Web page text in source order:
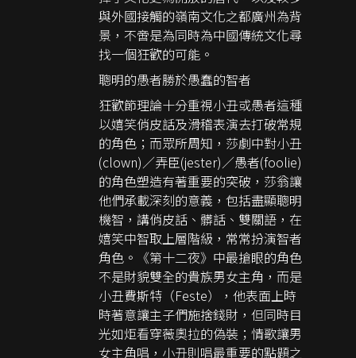
與外國接觸的嶺南文化之都廣州為背
景，不啻是為同時為中國傳統文化尋
找一個狂歡的可能。
聰明的愚者勝於愚蠢的智者
狂歡節理論十分重視小丑或愚者這種
以嬉笑俏皮話及滑稽表演去打破常規
的角色；而眾所周知，莎劇中對小丑
(clown)／弄臣(jester)／愚者(foolie)
的角色塑造有著重要的突破，莎翁讓
他們承載深刻的意義，包括盡顯聰明
機智，講俏皮話、髒話、雙關語，在
嬉笑中智取上層階級，常常扮演智者
角色。《第十二夜》中最搶眼的角色
不是財貌雙全的貴族男女主角，而是
小丑費斯特（Feste），他表面上時
時著意讓主子們施捨錢財，但同時目
光如炬看穿薇奧拉的偽裝；情歌讓男
女主角唱，小丑則唱最重要的點題之